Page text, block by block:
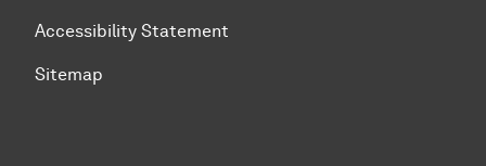
Accessibility Statement
Sitemap